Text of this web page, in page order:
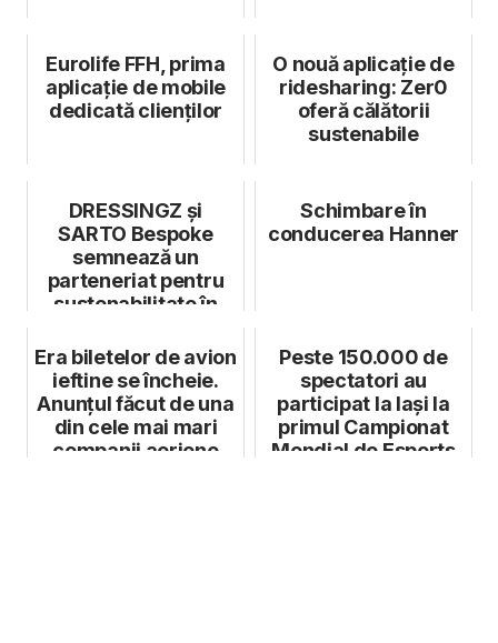
Eurolife FFH, prima
aplicație de mobile
dedicată clienților
O nouă aplicație de
ridesharing: Zer0
oferă călătorii
sustenabile
DRESSINGZ și
SARTO Bespoke
semnează un
parteneriat pentru
sustenabilitate în
Schimbare în
conducerea Hanner
Era biletelor de avion
ieftine se încheie.
Anunțul făcut de una
din cele mai mari
companii aeriene
Peste 150.000 de
spectatori au
participat la Iași la
primul Campionat
Mondial de Esports